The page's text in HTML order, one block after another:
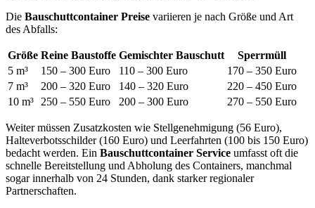
Die Bauschuttcontainer Preise variieren je nach Größe und Art
des Abfalls:
Größe Reine Baustoffe Gemischter Bauschutt
Sperrmüll
5 m³
150 – 300 Euro 110 – 300 Euro
170 – 350 Euro
7 m³
200 – 320 Euro 140 – 320 Euro
220 – 450 Euro
10 m³ 250 – 550 Euro 200 – 300 Euro 270 – 550 Euro
Weiter müssen Zusatzkosten wie Stellgenehmigung (56 Euro),
Halteverbotsschilder (160 Euro) und Leerfahrten (100 bis 150 Euro)
bedacht werden. Ein Bauschuttcontainer Service umfasst oft die
schnelle Bereitstellung und Abholung des Containers, manchmal
sogar innerhalb von 24 Stunden, dank starker regionaler
Partnerschaften.